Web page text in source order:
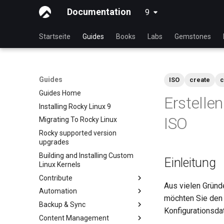
Documentation 9 latest
Startseite Guides Books Labs Gemstones
Guides
Guides Home
Installing Rocky Linux 9
Migrating To Rocky Linux
Rocky supported version
upgrades
Building and Installing Custom
Linux Kernels
Contribute
Index
Beginner Contributors Guide
Create a New Document in
Automation
anacron - Kommandos
Automatisierung
Backup & Sync
dump and restore command
Content Management
ISO create
ISO
Einleitung
Aus vielen
möchten Sie